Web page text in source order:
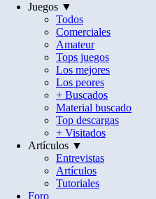
Juegos ▼
Todos
Comerciales
Amateur
Tops juegos
Los mejores
Los peores
+ Buscados
Material buscado
Top descargas
+ Visitados
Artículos ▼
Entrevistas
Artículos
Tutoriales
Foro